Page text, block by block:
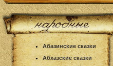
Абазинские сказки
Абхазские сказки